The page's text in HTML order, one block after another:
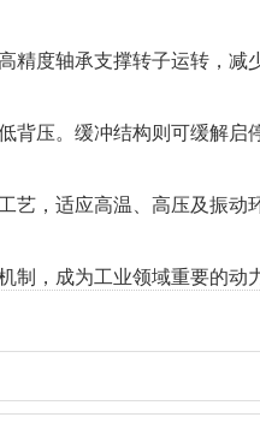
度轴承支撑转子运转，减
压。缓冲结构则可缓解启
，适应高温、高压及振动
制，成为工业领域重要的动